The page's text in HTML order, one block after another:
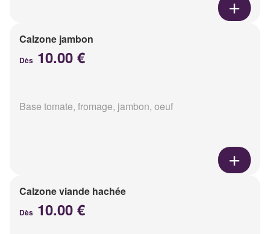
Calzone jambon
Dès 10.00 €
Base tomate, fromage, jambon, oeuf
Calzone viande hachée
Dès 10.00 €